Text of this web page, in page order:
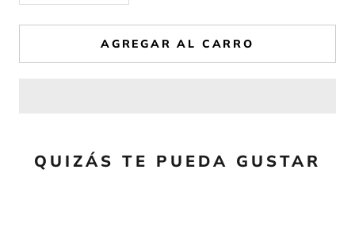
AGREGAR AL CARRO
QUIZÁS TE PUEDA GUSTAR